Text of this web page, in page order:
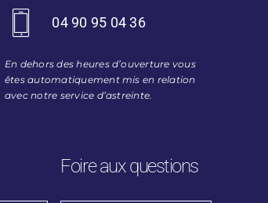
04 90 95 04 36
En dehors des heures d’ouverture vous
êtes automatiquement mis en relation
avec notre service d’astreinte.
Foire aux questions